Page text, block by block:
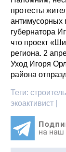
протесты
антимусорных
губернатора
что проект
региона. 2
Уход Игоря
района
Теги:
экоактивист |